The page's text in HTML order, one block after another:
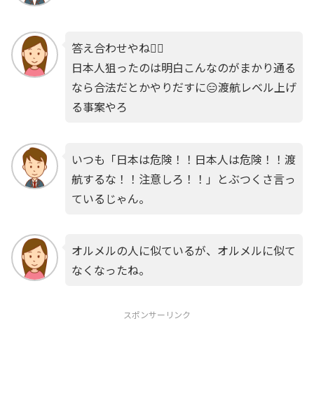
答え合わせやね😮‍💨
日本人狙ったのは明白こんなのがまかり通る
なら合法だとかやりだすに😑渡航レベル上げ
る事案やろ
いつも「日本は危険！！日本人は危険！！渡
航するな！！注意しろ！！」とぶつくさ言っ
ているじゃん。
オルメルの人に似ているが、オルメルに似て
なくなったね。
スポンサーリンク